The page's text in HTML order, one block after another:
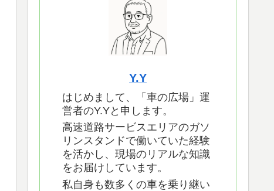
Y.Y
はじめまして、「車の広場」運
営者のY.Yと申します。
高速道路サービスエリアのガソ
リンスタンドで働いていた経験
を活かし、現場のリアルな知識
をお届けしています。
私自身も数多くの車を乗り継い